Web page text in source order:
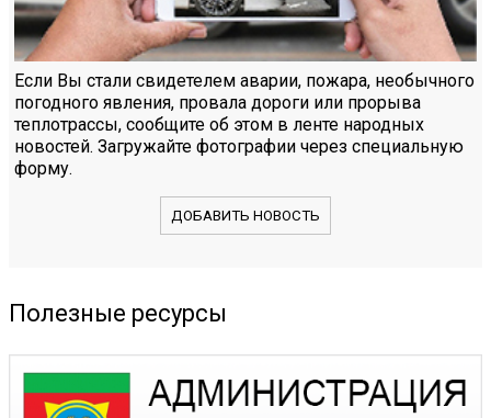
Если Вы стали свидетелем аварии, пожара, необычного
погодного явления, провала дороги или прорыва
теплотрассы, сообщите об этом в ленте народных
новостей. Загружайте фотографии через специальную
форму.
ДОБАВИТЬ НОВОСТЬ
Полезные ресурсы